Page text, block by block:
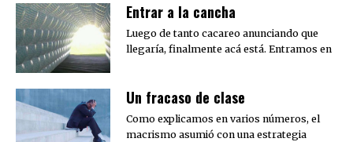
Entrar a la cancha
Luego de tanto cacareo anunciando que
llegaría, finalmente acá está. Entramos en
Un fracaso de clase
Como explicamos en varios números, el
macrismo asumió con una estrategia